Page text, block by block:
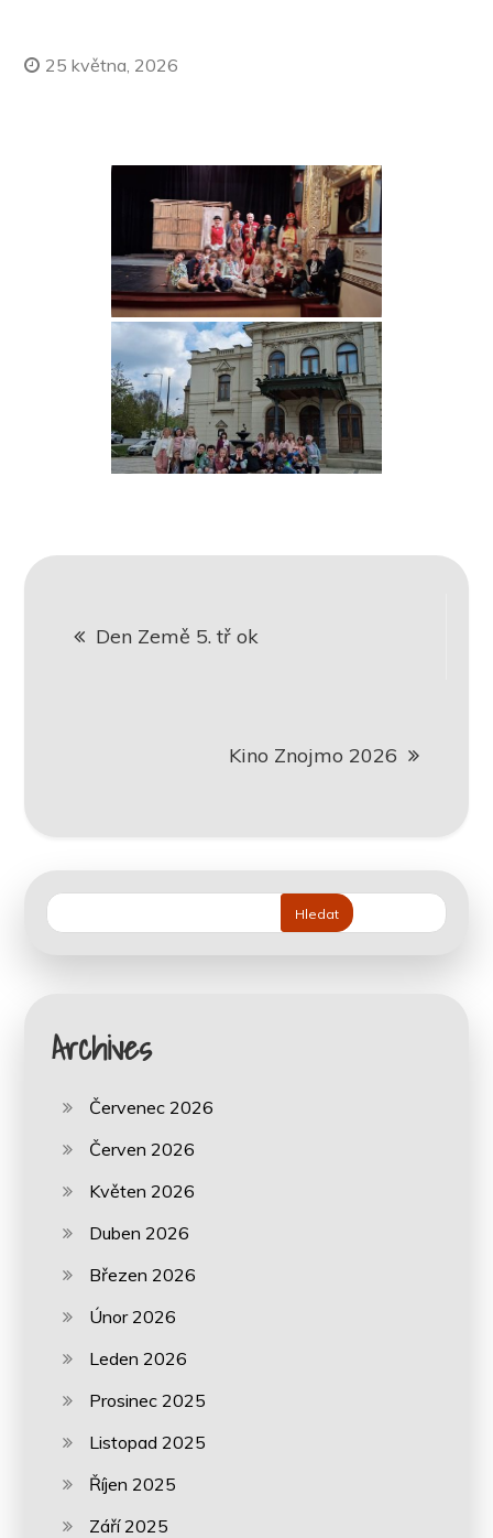
25 května, 2026
proDen Země 5. tř ok
Kino Znojmo 2026
Hledat
Archives
Červenec 2026
Červen 2026
Květen 2026
Duben 2026
Březen 2026
Únor 2026
Leden 2026
Prosinec 2025
Listopad 2025
Říjen 2025
Září 2025